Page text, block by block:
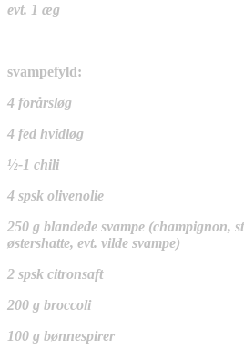
evt. 1 æg
svampefyld:
4 forårsløg
4 fed hvidløg
½-1 chili
4 spsk olivenolie
250 g blandede svampe (champignon,
østershatte, evt. vilde svampe)
2 spsk citronsaft
200 g broccoli
100 g bønnespirer